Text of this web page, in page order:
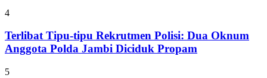
4
Terlibat Tipu-tipu Rekrutmen Polisi: Dua Oknum
Anggota Polda Jambi Diciduk Propam
5